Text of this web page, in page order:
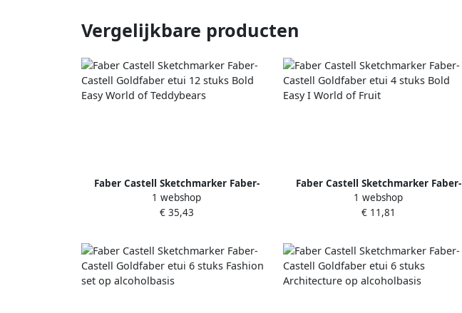
Vergelijkbare producten
Faber Castell Sketchmarker Faber-
Castell Goldfaber etui 12 stuks Bold
Easy World of Teddybears
1 webshop
€ 35,43
Faber Castell Sketchmarker Faber-
Castell Goldfaber etui 4 stuks Bold
Easy I World of Fruit
1 webshop
€ 11,81